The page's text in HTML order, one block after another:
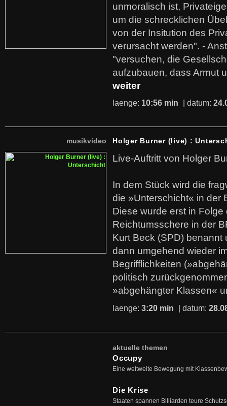
unmoralisch ist,
um die schrecklichen
von der Insitution des
verursacht werden". -
"versuchen, die
aufzubauen, dass Armut
weiter
laenge: 10:56 min | datum:
musikvideo Holger Burner (live) :
Live-Auftritt von Holger
In dem Stück wird die
die »Unterschicht« in der
Diese wurde erst in
Reichtumsschere in der
Kurt Beck (SPD)
dann umgehend wieder
Begrifflichkeiten
politisch
»abgehängter Klassen«
laenge: 3:20 min | datum:
aktuelle themen
Occupy
Eine weltweite Bewegung mit
Die Krise
Staaten spannen Billiarden teure